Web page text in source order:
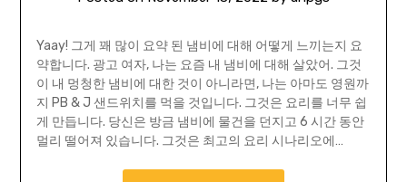
Yaay! 그게 꽤 많이 요약 된 냄비에 대해 어떻게 느끼는지 요
약합니다. 광고 여자, 나는 요즘 내 냄비에 대해 살았어. 그것
이 내 멍청한 냄비에 대한 것이 아니라면, 나는 아마도 영원까
지 PB & J 샌드위치를 ​​먹을 것입니다. 그것은 요리를 너무 쉽
게 만듭니다. 당신은 방금 냄비에 물건을 던지고 6 시간 동안
멀리 떨어져 있습니다. 그것은 최고의 요리 시나리오에…